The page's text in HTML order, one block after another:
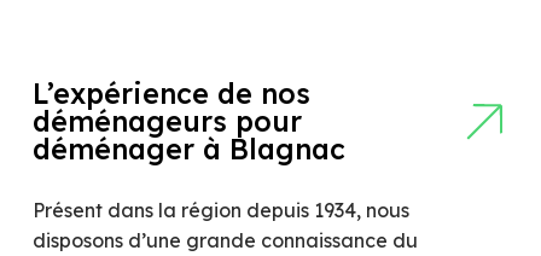
L’expérience de nos
déménageurs pour
déménager à Blagnac
Présent dans la région depuis 1934, nous
disposons d’une grande connaissance du